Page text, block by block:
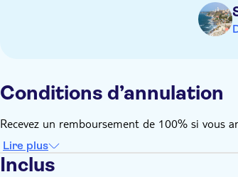
et aux personnes sans produits laitiers.
Cette excursion comprend un repas complet.
Conditions d’annulation
Recevez un remboursement de 100% si vous
Lire plus
Inclus